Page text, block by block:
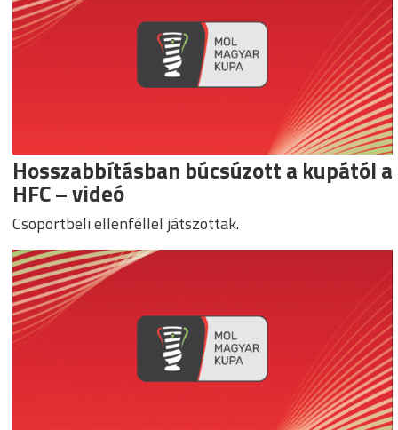
Hosszabbításban búcsúzott a kupától a
HFC – videó
Csoportbeli ellenféllel játszottak.